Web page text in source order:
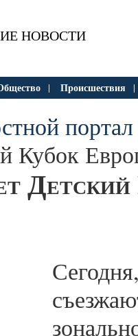
НОВОСТИ
| Происшествия
портал
Кубок